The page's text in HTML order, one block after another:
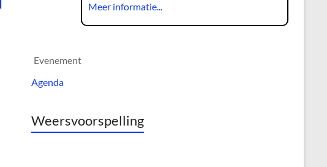
Meer informatie...
Evenement
Agenda
Weersvoorspelling